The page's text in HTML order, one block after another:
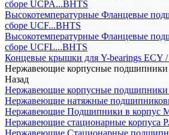
сборе UCPA...BHTS
Высокотемпературные Фланцевые
сборе UCF...BHTS
Высокотемпературные Фланцевые
сборе UCFL...BHTS
Концевые крышки для Y-bearings ECY
Нержавеющие корпусные подшипники
Назад
Нержавеющие корпусные подшипники
Нержавеющие натяжные
Нержавеющие Подшипники в корпус
Нержавеющие стационарные корпуса
Нержавеющие Стационарные